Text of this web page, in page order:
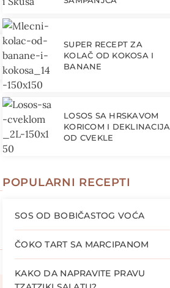
SUPER RECEPT ZA
KOLAČ OD KOKOSA I
BANANE
LOSOS SA HRSKAVOM
KORICOM I DEKLINACIJA
OD CVEKLE
POPULARNI RECEPTI
SOS OD BOBIČASTOG VOĆA
ČOKO TART SA MARCIPANOM
KAKO DA NAPRAVITE PRAVU